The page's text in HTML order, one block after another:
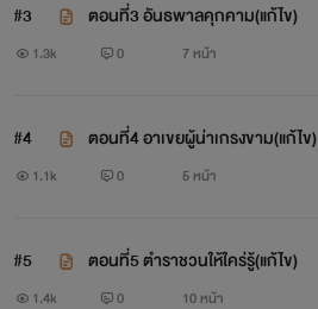
#3 ตอนที่3 อันธพาลคุกคาม(แก้ไข)
1.3k 0 7 หน้า
#4 ตอนที่4 อาเขยผู้น่าเกรงขาม(แก้ไข)
1.1k 0 5 หน้า
#5 ตอนที่5 ตำราชวนให้ใคร่รู้(แก้ไข)
1.4k 0 10 หน้า